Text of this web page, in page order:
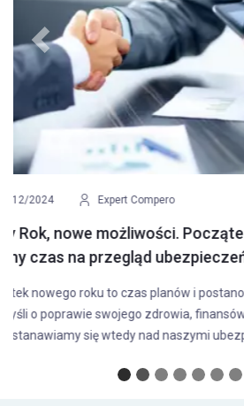
04/09/2024 Expert Compero
Ubezpieczenie mieszkania. Jak
Ubezpieczenie mieszkania to jedno z
nieprzewidzianymi zdarzaniami. W
wyjaśnimy, jak...
Previous